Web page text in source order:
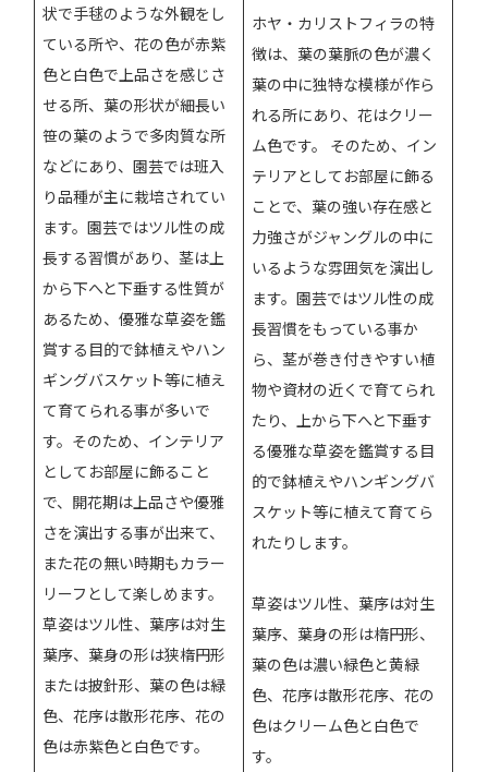
状で手毬のような外観をし
ている所や、花の色が赤紫
色と白色で上品さを感じさ
せる所、葉の形状が細長い
笹の葉のようで多肉質な所
などにあり、園芸では班入
り品種が主に栽培されてい
ます。園芸ではツル性の成
長する習慣があり、茎は上
から下へと下垂する性質が
あるため、優雅な草姿を鑑
賞する目的で鉢植えやハン
ギングバスケット等に植え
て育てられる事が多いで
す。そのため、インテリア
としてお部屋に飾ること
で、開花期は上品さや優雅
さを演出する事が出来て、
また花の無い時期もカラー
リーフとして楽しめます。
草姿はツル性、葉序は対生
葉序、葉身の形は狭楕円形
または披針形、葉の色は緑
色、花序は散形花序、花の
色は赤紫色と白色です。
ホヤ・カリストフィラの特
徴は、葉の葉脈の色が濃く
葉の中に独特な模様が作ら
れる所にあり、花はクリー
ム色です。 そのため、イン
テリアとしてお部屋に飾る
ことで、葉の強い存在感と
力強さがジャングルの中に
いるような雰囲気を演出し
ます。園芸ではツル性の成
長習慣をもっている事か
ら、茎が巻き付きやすい植
物や資材の近くで育てられ
たり、上から下へと下垂す
る優雅な草姿を鑑賞する目
的で鉢植えやハンギングバ
スケット等に植えて育てら
れたりします。
草姿はツル性、葉序は対生
葉序、葉身の形は楕円形、
葉の色は濃い緑色と黄緑
色、花序は散形花序、花の
色はクリーム色と白色で
す。